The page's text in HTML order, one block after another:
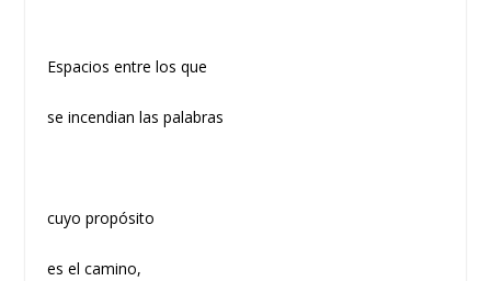
Espacios entre los que
se incendian las palabras
cuyo propósito
es el camino,